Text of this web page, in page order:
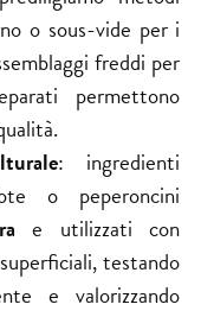
o sous-vide per i
freddi per
permettono
: ingredienti
o peperoncini
e utilizzati con
testando
e valorizzando